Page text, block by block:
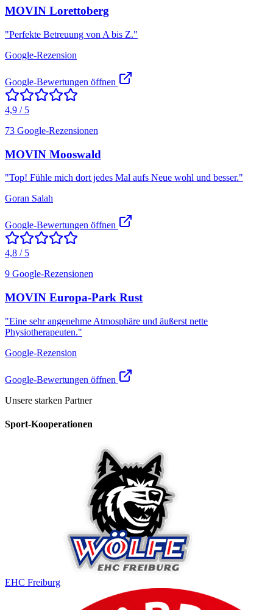
MOVIN Lorettoberg
"Perfekte Betreuung von A bis Z."
Google-Rezension
Google-Bewertungen öffnen
4,9 / 5
73 Google-Rezensionen
MOVIN Mooswald
"Top! Fühle mich dort jedes Mal aufs Neue wohl und besser."
Goran Salah
Google-Bewertungen öffnen
4,8 / 5
9 Google-Rezensionen
MOVIN Europa-Park Rust
"Eine sehr angenehme Atmosphäre und äußerst nette
Physiotherapeuten."
Google-Rezension
Google-Bewertungen öffnen
Unsere starken Partner
Sport-Kooperationen
EHC Freiburg